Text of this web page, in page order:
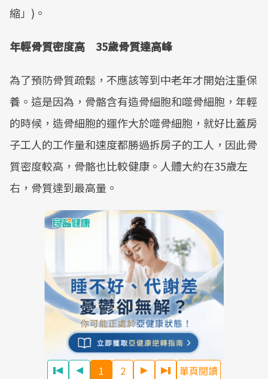
縮」)。
年輕骨質密度高 35歲骨質達高峰
為了預防骨質疏鬆，不應該等到中老年才開始注重保
養。這是因為，骨骼含有造骨細胞和噬骨細胞，年輕
的時候，造骨細胞的運作大於噬骨細胞，就好比蓋房
子工人的工作量和速度都勝過拆房子的工人，因此骨
質密度較高，骨骼也比較健康。人體大約在35歲左
右，骨質達到最高量。
1 2 單頁閱讀